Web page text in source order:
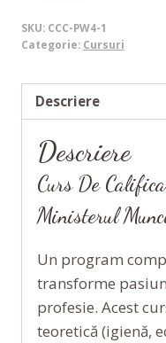
Cofetar
1
septembrie
SKU: CCC-PW4-1
Categorie: Cursuri
Descriere
Descriere
Curs De
Ministerul
Un program
transforme
profesie. Acest
teoretică (igienă,